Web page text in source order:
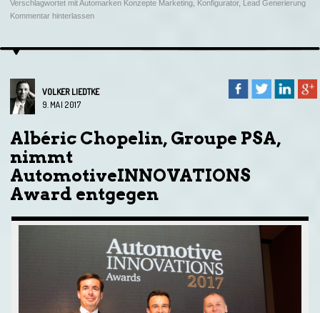
Verschlagwortet mitAutomarken Konzepte Marketing Konfigurator, Lead Generierung
Kommentar hinterlassen
VOLKER LIEDTKE
9. MAI 2017
Albéric Chopelin, Groupe PSA,
nimmt
AutomotiveINNOVATIONS
Award entgegen